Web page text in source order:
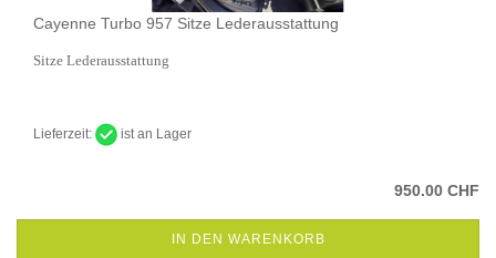
Cayenne Turbo 957 Sitze Lederausstattung
Sitze Lederausstattung
Lieferzeit: ist an Lager
950.00 CHF
IN DEN WARENKORB